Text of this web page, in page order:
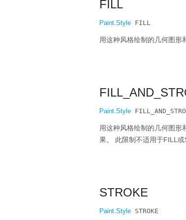
FILL
Paint.Style FILL
用这种风格绘制的几何图形
Paint.Style
用这种风格绘制的几何图形
果。
此限制不适用于FILL或
STROKE
Paint.Style STROKE